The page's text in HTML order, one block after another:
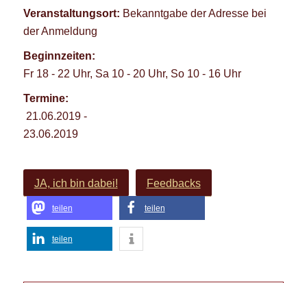
Veranstaltungsort: Bekanntgabe der Adresse bei
der Anmeldung
Beginnzeiten:
Fr 18 - 22 Uhr, Sa 10 - 20 Uhr, So 10 - 16 Uhr
Termine:
21.06.2019 -
23.06.2019
JA, ich bin dabei! Feedbacks
teilen teilen
teilen